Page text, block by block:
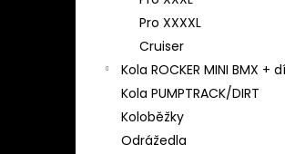
Pro XXXXL
Cruiser
Kola ROCKER MINI BMX +
Kola PUMPTRACK/DIRT
Koloběžky
Odrážedla